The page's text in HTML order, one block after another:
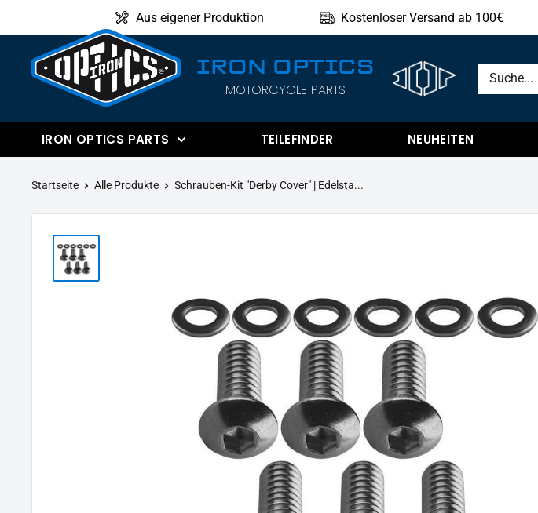
zum
Aus eigener Produktion Kostenloser Versand ab 100€
IRON
IRON OPTICS
MOTORCYCLE PARTS
IRON OPTICS PARTS TEILEFINDER NEUHEITEN
Startseite Alle Produkte Schrauben-Kit "Derby Cover" | Edelsta...